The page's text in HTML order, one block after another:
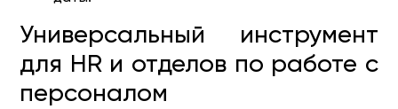
Универсальный инструмент
для HR и отделов по работе с
персоналом